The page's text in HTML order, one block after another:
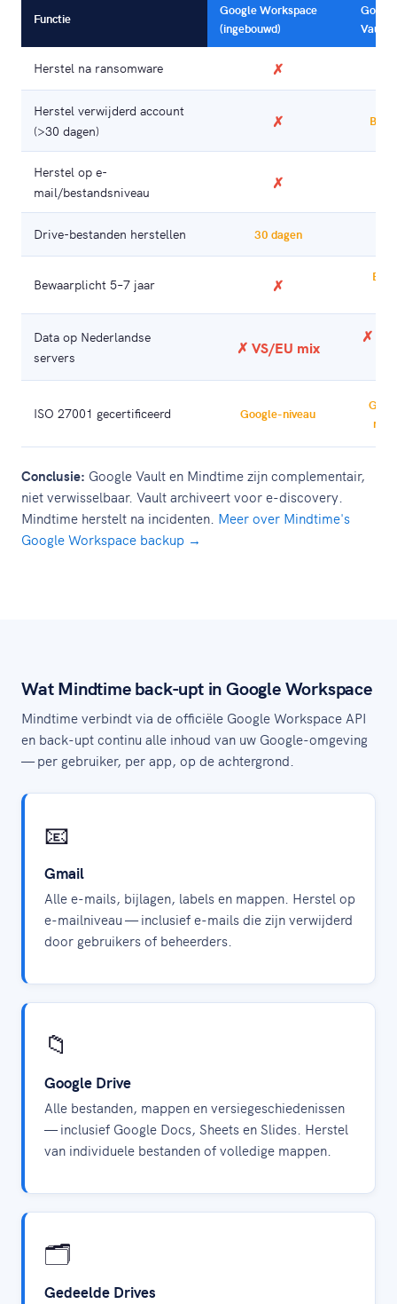
Functie
Google Workspace
(ingebouwd)
Google
Vault
Herstel na ransomware ✗
Herstel verwijderd account
(>30 dagen)
✗
Herstel op e-
mail/bestandsniveau
✗
Drive-bestanden herstellen 30 dagen
Bewaarplicht 5–7 jaar ✗
E-
Data op Nederlandse
servers
✗ VS/EU mix
✗
ISO 27001 gecertificeerd Google-niveau
Conclusie: Google Vault en Mindtime zijn complementair,
niet verwisselbaar. Vault archiveert voor e-discovery.
Mindtime herstelt na incidenten. Meer over Mindtime's
Google Workspace backup →
Wat Mindtime back-upt in Google Workspace
Mindtime verbindt via de officiële Google Workspace API
en back-upt continu alle inhoud van uw Google-omgeving
— per gebruiker, per app, op de achtergrond.
📧
Gmail
Alle e-mails, bijlagen, labels en mappen. Herstel op
e-mailniveau — inclusief e-mails die zijn verwijderd
door gebruikers of beheerders.
📁
Google Drive
Alle bestanden, mappen en versiegeschiedenissen
— inclusief Google Docs, Sheets en Slides. Herstel
van individuele bestanden of volledige mappen.
🗂️
Gedeelde Drives